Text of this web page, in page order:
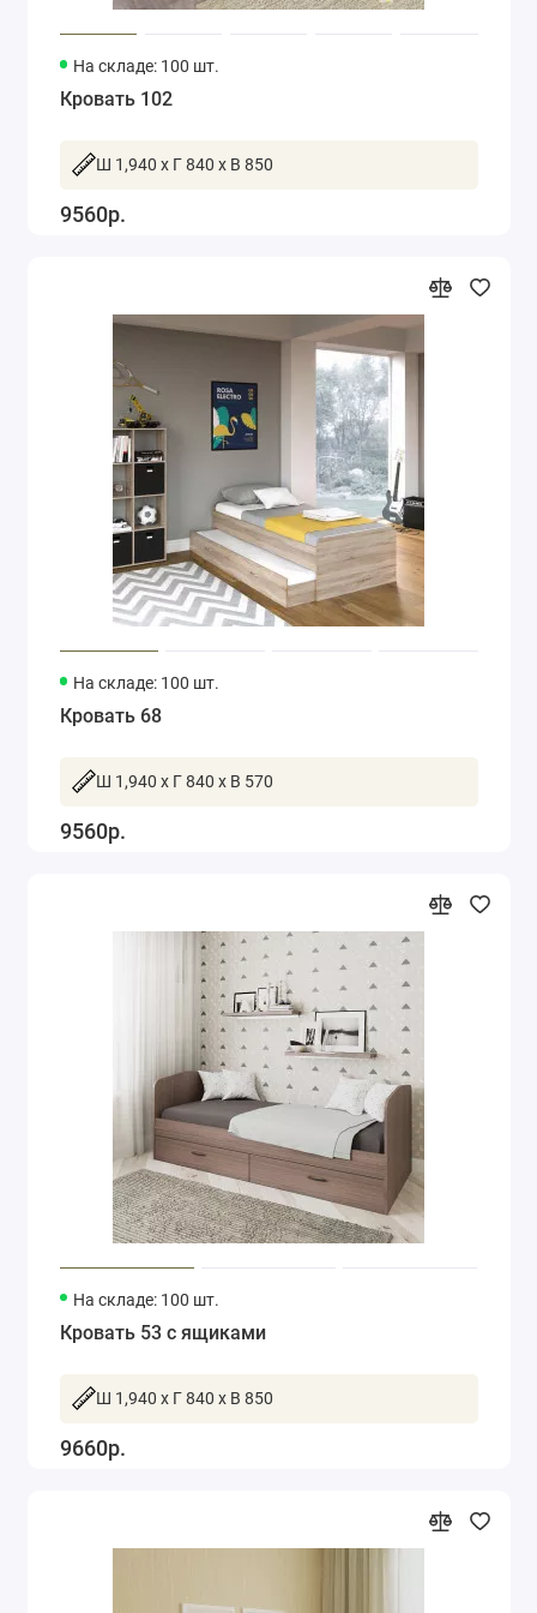
На складе: 100 шт.
Кровать 102
Ш 1,940 x Г 840 x В 850
9560р.
На складе: 100 шт.
Кровать 68
Ш 1,940 x Г 840 x В 570
9560р.
На складе: 100 шт.
Кровать 53 с ящиками
Ш 1,940 x Г 840 x В 850
9660р.